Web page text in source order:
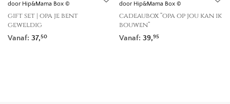
door Hip&Mama Box ©
gift set | opa je bent
geweldig
Vanaf: 37,50
door Hip&Mama Box ©
cadeaubox “opa op jou kan ik
bouwen”
Vanaf: 39,95